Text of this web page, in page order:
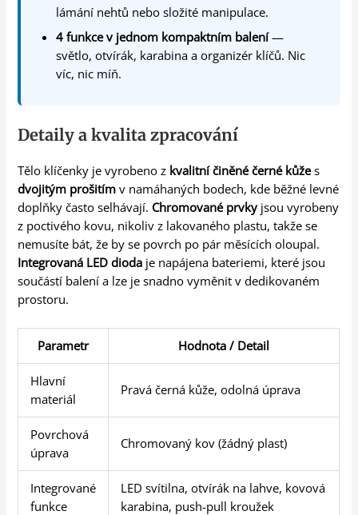
lámání nehtů nebo složité manipulace.
4 funkce v jednom kompaktním balení—
světlo, otvírák, karabina a organizér klíčů. Nic
víc, nic míň.
Detaily a kvalita zpracování
Tělo klíčenky je vyrobeno z kvalitní činěné černé kůžes
dvojitým prošitím v namáhaných bodech, kde běžné levné
doplňky často selhávají. Chromované prvky jsou vyrobeny
z poctivého kovu, nikoliv z lakovaného plastu, takže se
nemusíte bát, že by se povrch po pár měsících oloupal.
Integrovaná LED dioda je napájena bateriemi, které jsou
součástí balení a lze je snadno vyměnit v dedikovaném
prostoru.
Parametr Hodnota / Detail
Hlavní
materiál
Pravá černá kůže, odolná úprava
Povrchová
úprava
Chromovaný kov (žádný plast)
Integrované
funkce
LED svítilna, otvírák na lahve, kovová
karabina, push-pull kroužek